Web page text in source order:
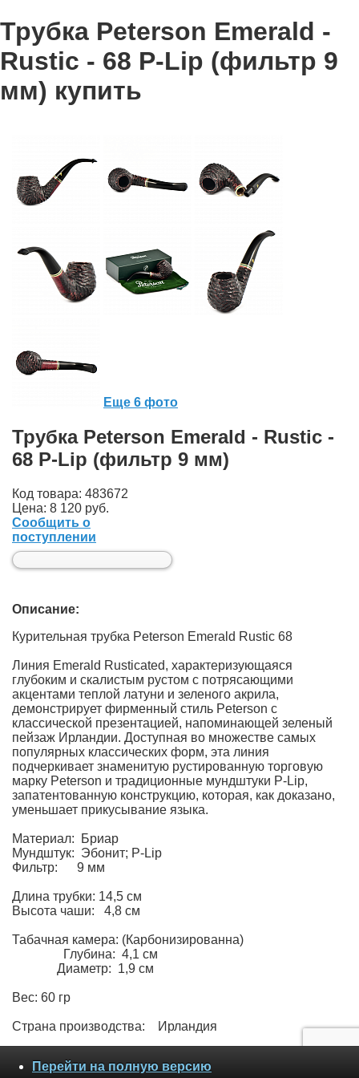
Трубка Peterson Emerald -
Rustic - 68 P-Lip (фильтр 9
мм) купить
Еще 6 фото
Трубка Peterson Emerald - Rustic -
68 P-Lip (фильтр 9 мм)
Код товара: 483672
Цена: 8 120 руб.
Сообщить о
поступлении
Описание:
Курительная трубка Peterson Emerald Rustic 68
Линия Emerald Rusticated, характеризующаяся
глубоким и скалистым рустом с потрясающими
акцентами теплой латуни и зеленого акрила,
демонстрирует фирменный стиль Peterson с
классической презентацией, напоминающей зеленый
пейзаж Ирландии. Доступная во множестве самых
популярных классических форм, эта линия
подчеркивает знаменитую рустированную торговую
марку Peterson и традиционные мундштуки P-Lip,
запатентованную конструкцию, которая, как доказано,
уменьшает прикусывание языка.
Материал: Бриар
Мундштук: Эбонит; P-Lip
Фильтр: 9 мм
Длина трубки: 14,5 см
Высота чаши: 4,8 см
Табачная камера: (Карбонизированна)
Глубина: 4,1 см
Диаметр: 1,9 см
Вес: 60 гр
Страна производства: Ирландия
Перейти на полную версию